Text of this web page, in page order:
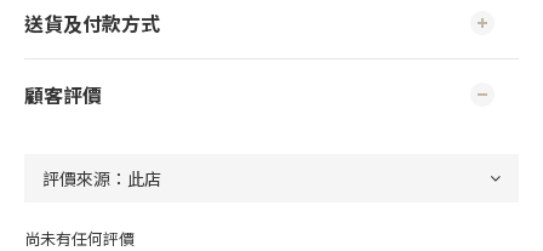
送貨及付款方式
顧客評價
尚未有任何評價